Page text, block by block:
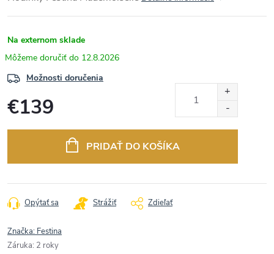
Na externom sklade
12.8.2026
Možnosti doručenia
€139
PRIDAŤ DO KOŠÍKA
Opýtať sa Strážiť Zdieľať
Značka: Festina
Záruka: 2 roky